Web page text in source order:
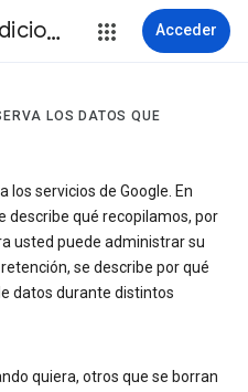
Privacidad y Condiciones Acceder
LOS DATOS QUE
los servicios de Google. En
describe qué recopilamos, por
usted puede administrar su
se describe por qué
datos durante distintos
quiera, otros que se borran